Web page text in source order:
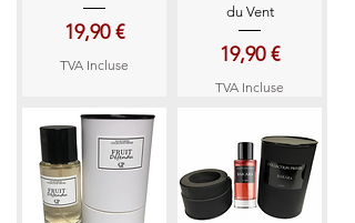
Prix
19,90 €
TVA Incluse
du Vent
Prix
19,90 €
TVA Incluse